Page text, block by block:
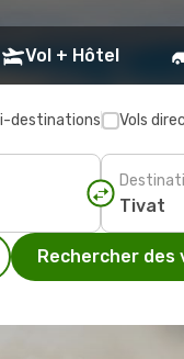
Vol + Hôtel
destinations Vols
Rechercher des